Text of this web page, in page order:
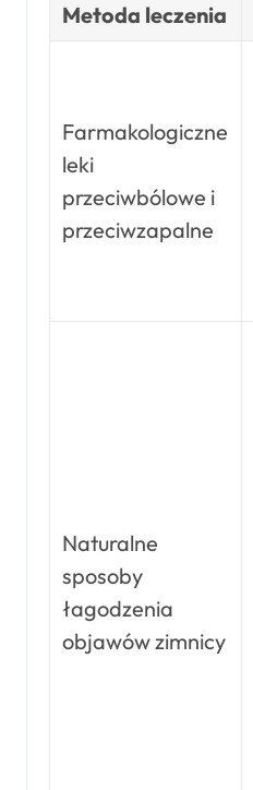
Metoda leczenia
Farmakologiczne
leki
przeciwbólowe i
przeciwzapalne
Naturalne
sposoby
łagodzenia
objawów zimnicy